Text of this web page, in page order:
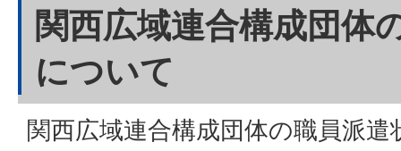
関西広域連合構成団体
について
関西広域連合構成団体の職員派